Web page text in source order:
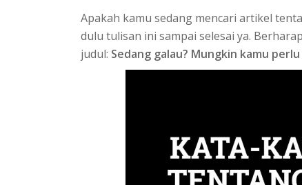
Apakah kamu sedang mencari artikel
dulu tulisan ini sampai selesai ya.
judul: Sedang galau? Mungkin kamu